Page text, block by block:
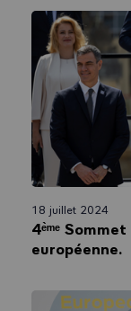
18 juillet 2024
4ᵉ̀ᵐᵉ
européenne.